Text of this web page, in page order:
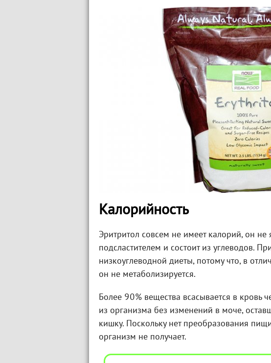
Калорийность
Эритритол совсем не имеет калорий, он не
подсластителем и состоит из углеводов.
низкоуглеводной диеты, потому что, в
он не метаболизируется.
Более 90% вещества всасывается в кровь
из организма без изменений в моче,
кишку. Поскольку нет преобразования
организм не получает.